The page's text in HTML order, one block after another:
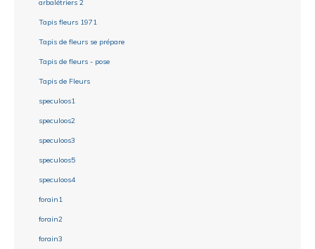
arbalétriers 2
Tapis fleurs 1971
Tapis de fleurs se prépare
Tapis de fleurs - pose
Tapis de Fleurs
speculoos1
speculoos2
speculoos3
speculoos5
speculoos4
forain1
forain2
forain3